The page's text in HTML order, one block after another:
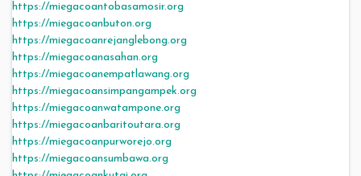
https://miegacoantobasamosir.org
https://miegacoanbuton.org
https://miegacoanrejanglebong.org
https://miegacoanasahan.org
https://miegacoanempatlawang.org
https://miegacoansimpangampek.org
https://miegacoanwatampone.org
https://miegacoanbaritoutara.org
https://miegacoanpurworejo.org
https://miegacoansumbawa.org